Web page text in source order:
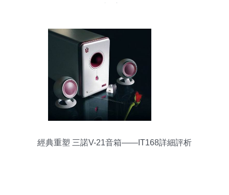
經典重塑 三諾V-21音箱——IT168詳細評析